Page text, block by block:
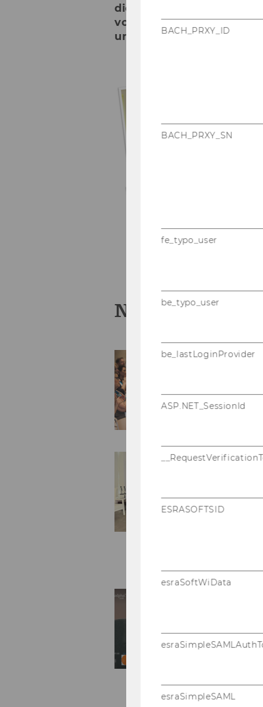
die Praxis und
von Eigenprojekten,
und EU-Projekten.
News
BACH_PRXY_ID
BACH_PRXY_SN
fe_typo_user
be_typo_user
be_lastLoginProvider
ASP.NET_SessionId
ESRASOFTSID
esraSoftWiData
esraSimpleSAML